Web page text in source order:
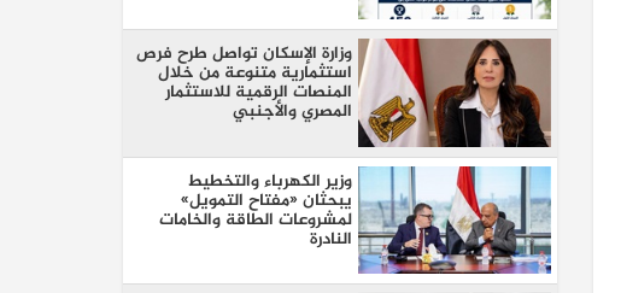
وزارة الإسكان تواصل طرح فرص
استثمارية متنوعة من خلال
المنصات الرقمية للاستثمار
المصري والأجنبي
وزير الكهرباء والتخطيط
يبحثان «مفتاح التمويل»
لمشروعات الطاقة والخامات
النادرة